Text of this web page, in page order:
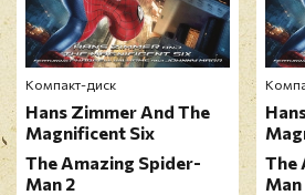
Отзыв*
Компакт-диск
Hans Zimmer And The
Magnificent Six
The Amazing Spider-
Man 2
The
Man